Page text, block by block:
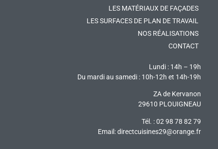
LES MATÉRIAUX DE FAÇADES
LES SURFACES DE PLAN DE TRAVAIL
NOS RÉALISATIONS
CONTACT
Lundi : 14h – 19h
Du mardi au samedi : 10h-12h et 14h-19h
ZA de Kervanon
29610 PLOUIGNEAU
Tél. : 02 98 78 82 79
Email:directcuisines29@orange.fr